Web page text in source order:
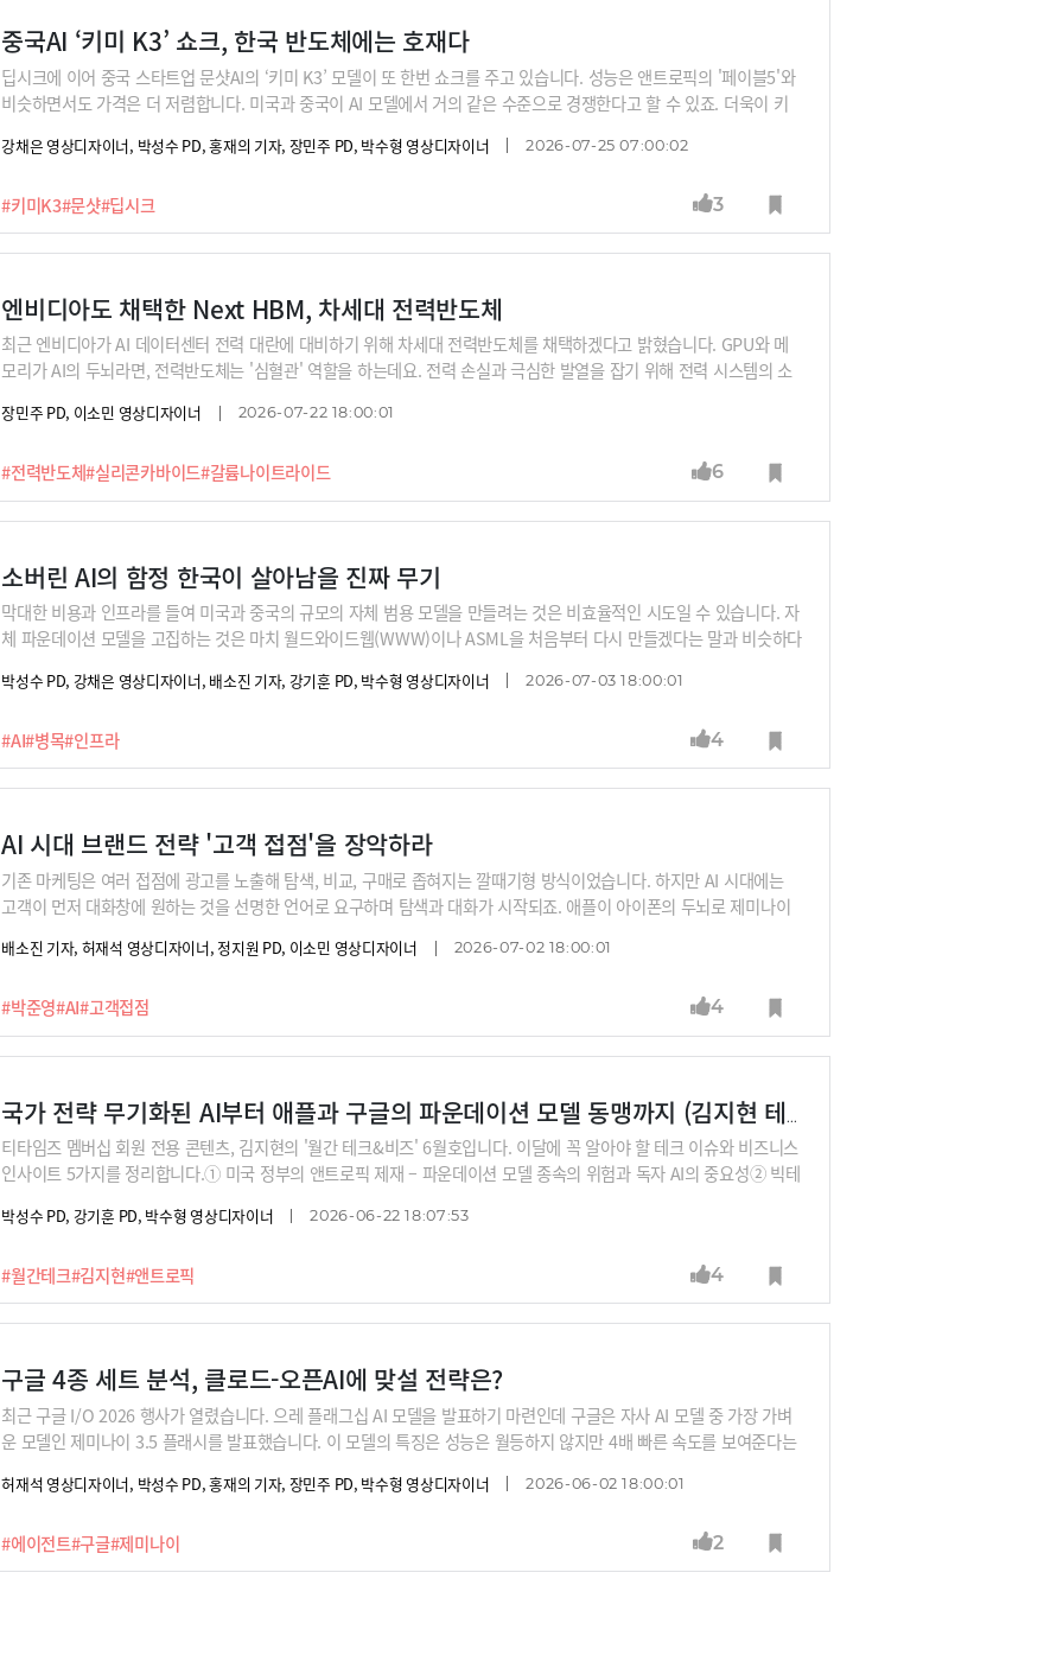
중국AI ‘키미 K3’ 쇼크, 한국 반도체에는 호재다
#키미K3#문샷#딥시크
딥시크에 이어 중국 스타트업 문샷AI의 ‘키미 K3’ 모델이 또 한번 쇼크를 주고 있습니다. 성능은 앤트로픽의 '페이블5'와
비슷하면서도 가격은 더 저렴합니다. 미국과 중국이 AI 모델에서 거의 같은 수준으로 경쟁한다고 할 수 있죠. 더욱이 키
에 집중하던 AI 회사들의 경쟁 전략도 달라져야 하고, 특정 모델 위주로 도입하던 기업들의 AI 도입 전략도 달라져야 한
강채은 영상디자이너, 박성수 PD, 홍재의 기자, 장민주 PD, 박수형 영상디자이너 2026-07-25 07:00:02
3
엔비디아도 채택한 Next HBM, 차세대 전력반도체
#전력반도체#실리콘카바이드#갈륨나이트라이드
최근 엔비디아가 AI 데이터센터 전력 대란에 대비하기 위해 차세대 전력반도체를 채택하겠다고 밝혔습니다. GPU와 메
모리가 AI의 두뇌라면, 전력반도체는 '심혈관' 역할을 하는데요. 전력 손실과 극심한 발열을 잡기 위해 전력 시스템의 소
에서 선진 기업들을 추격하기 위해 국내 최초로 '8인치' 양산 체계라는 승부수를 던진 DB하이텍의 전략과 함께 전력반도
장민주 PD, 이소민 영상디자이너 2026-07-22 18:00:01
6
소버린 AI의 함정 한국이 살아남을 진짜 무기
#AI#병목#인프라
막대한 비용과 인프라를 들여 미국과 중국의 규모의 자체 범용 모델을 만들려는 것은 비효율적인 시도일 수 있습니다. 자
체 파운데이션 모델을 고집하는 것은 마치 월드와이드웹(WWW)이나 ASML을 처음부터 다시 만들겠다는 말과 비슷하다
브 국가로 자리매김하는 전략을 제시합니다. 우리가 보유한 정교한 데이터 생태계를 잘만 활용하면, 세계 최고의 모델들
박성수 PD, 강채은 영상디자이너, 배소진 기자, 강기훈 PD, 박수형 영상디자이너 2026-07-03 18:00:01
4
AI 시대 브랜드 전략 '고객 접점'을 장악하라
#박준영#AI#고객접점
기존 마케팅은 여러 접점에 광고를 노출해 탐색, 비교, 구매로 좁혀지는 깔때기형 방식이었습니다. 하지만 AI 시대에는
고객이 먼저 대화창에 원하는 것을 선명한 언어로 요구하며 탐색과 대화가 시작되죠. 애플이 아이폰의 두뇌로 제미나이
전히 뒤바뀐 AI와의 대화 맥락에서 우리 브랜드는 어떻게 해야 1순위로 추천될 수 있을까요? 새로운 고객 접점 전쟁에서
배소진 기자, 허재석 영상디자이너, 정지원 PD, 이소민 영상디자이너 2026-07-02 18:00:01
4
국가 전략 무기화된 AI부터 애플과 구글의 파운데이션 모델 동맹까지 (김지현 테크라이터)
#월간테크#김지현#앤트로픽
티타임즈 멤버십 회원 전용 콘텐츠, 김지현의 '월간 테크&비즈' 6월호입니다. 이달에 꼭 알아야 할 테크 이슈와 비즈니스
인사이트 5가지를 정리합니다.① 미국 정부의 앤트로픽 제재 – 파운데이션 모델 종속의 위험과 독자 AI의 중요성② 빅테
AI 에이전트 도입 기회④ 컴퓨텍스 – 40년 윈텔(Wintel) 시대의 종말과 윈비디아(Winvidia) AI PC의 등장⑤ 애플 WW
박성수 PD, 강기훈 PD, 박수형 영상디자이너 2026-06-22 18:07:53
4
구글 4종 세트 분석, 클로드-오픈AI에 맞설 전략은?
#에이전트#구글#제미나이
최근 구글 I/O 2026 행사가 열렸습니다. 으레 플래그십 AI 모델을 발표하기 마련인데 구글은 자사 AI 모델 중 가장 가벼
운 모델인 제미나이 3.5 플래시를 발표했습니다. 이 모델의 특징은 성능은 월등하지 않지만 4배 빠른 속도를 보여준다는
티그래비티 같은 추가 툴, 모델도 내놨는데요, 이제는 챗봇처럼 사용하는 LLM이 아닌 현실을 반영하고(월드모델), 자율
밌고 쉽게 AI를 설명해주는 최지웅 유캔랩스 대표가 구글 I/O 2026에서 주목해봐야 하는 지점을 해설해드립니다.
허재석 영상디자이너, 박성수 PD, 홍재의 기자, 장민주 PD, 박수형 영상디자이너 2026-06-02 18:00:01
2